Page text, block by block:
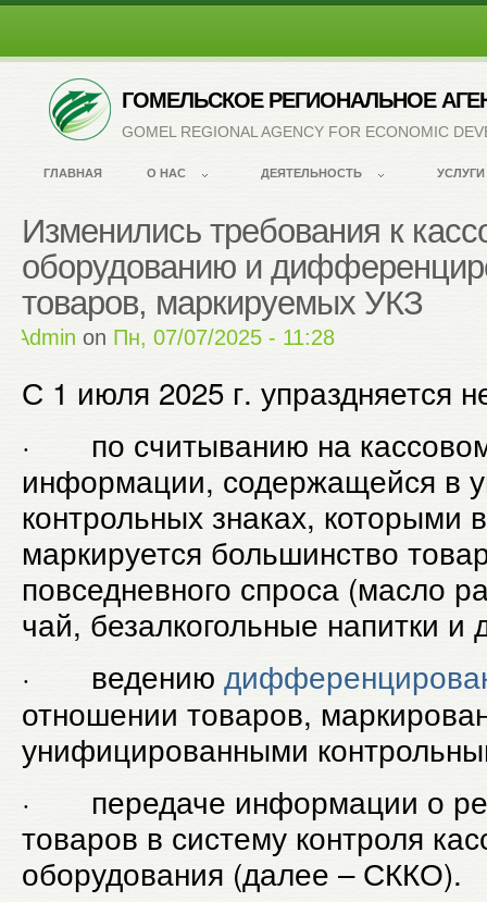
ГОМЕЛЬСКОЕ РЕГИОНАЛЬНОЕ
GOMEL REGIONAL AGENCY FOR ECONOMIC
ГЛАВНАЯ О НАС ДЕЯТЕЛЬНОСТЬ УСЛУГИ
Изменились требования к
оборудованию и
товаров, маркируемых УКЗ
Admin on Пн, 07/07/2025 - 11:28
С 1 июля 2025 г. упраздняется
· по считыванию на
информации, содержащейся в
контрольных знаках, которыми
маркируется большинство
повседневного спроса (масло
чай, безалкогольные напитки и
· ведению
отношении товаров,
унифицированными
· передаче информации о
товаров в систему контроля
оборудования (далее – СККО).